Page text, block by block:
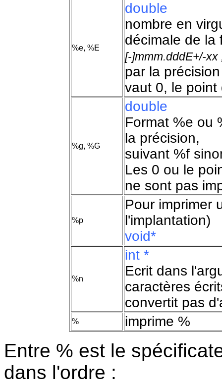
%e, %E
double
nombre en
décimale de la
[-]mmm.dddE+/-
par la
vaut 0, le point
%g, %G
double
Format %e ou
la précision,
suivant %f
Les 0 ou le
ne sont pas
%p
Pour imprimer
l'implantation)
void*
%n
int *
Ecrit dans
caractères
convertit pas
% imprime %
Entre % est le
dans l'ordre :